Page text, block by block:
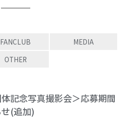
FANCLUB
MEDIA
OTHER
記念写真撮影会＞応募期間
(追加)